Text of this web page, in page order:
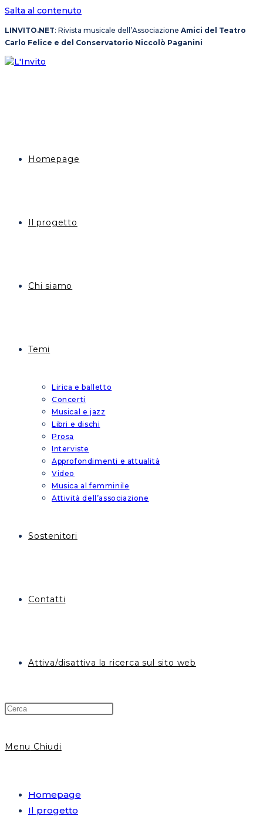
Salta al contenuto
LINVITO.NET: Rivista musicale dell’Associazione Amici del Teatro
Carlo Felice e del Conservatorio Niccolò Paganini
Homepage
Il progetto
Chi siamo
Temi
Lirica e balletto
Concerti
Musical e jazz
Libri e dischi
Prosa
Interviste
Approfondimenti e attualità
Video
Musica al femminile
Attività dell’associazione
Sostenitori
Contatti
Attiva/disattiva la ricerca sul sito web
Menu Chiudi
Homepage
Il progetto